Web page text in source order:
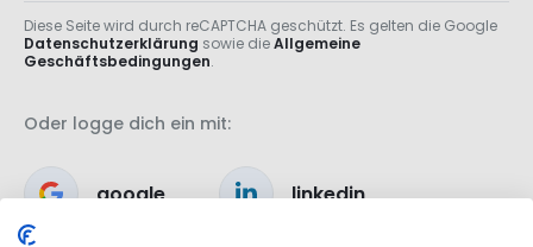
Diese Seite wird durch reCAPTCHA geschützt. Es gelten die Google
Datenschutzerklärung sowie dieAllgemeine
Geschäftsbedingungen.
Oder logge dich ein mit:
google linkedin